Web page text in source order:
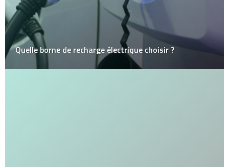
Quelle borne de recharge électrique choisir ?